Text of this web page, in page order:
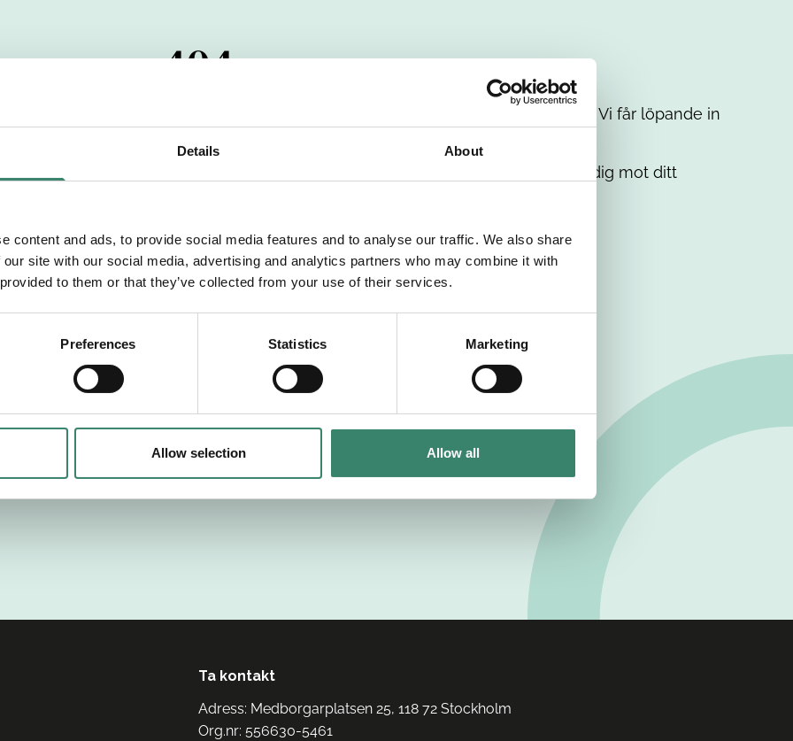
Details About
content and ads, to provide social media features and to analyse our traffic. We also share
site with our social media, advertising and analytics partners who may combine it with
to them or that they’ve collected from your use of their services.
Preferences Statistics Marketing
Allow selection Allow all
404
har passerats. Vi uppskattar verkligen ditt intresse. Misströsta inte. Vi får löpande in
dig med mer information om våra aktuella uppdrag. Tillsammans matchar vi dig mot ditt
Tillbaka till Sverek
Ta kontakt
Adress: Medborgarplatsen 25, 118 72 Stockholm
Org.nr: 556630-5461